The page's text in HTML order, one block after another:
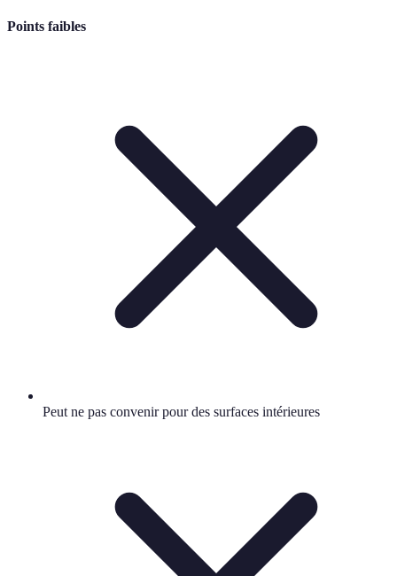
Points faibles
Peut ne pas convenir pour des surfaces intérieures